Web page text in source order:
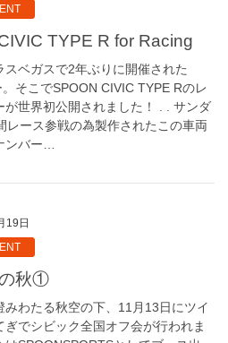
CIVIC TYPE R for Racing
スベガスで2年ぶりに開催された
そこでSPOON CIVIC TYPE Rのレ
が世界初公開されました！ . . サンダ
レース参戦の為製作されたこの車両
ンバー…
19日
の秋①
みわたる秋空の下、11月13日にツイ
ぎでシビック全国オフ会が行われま